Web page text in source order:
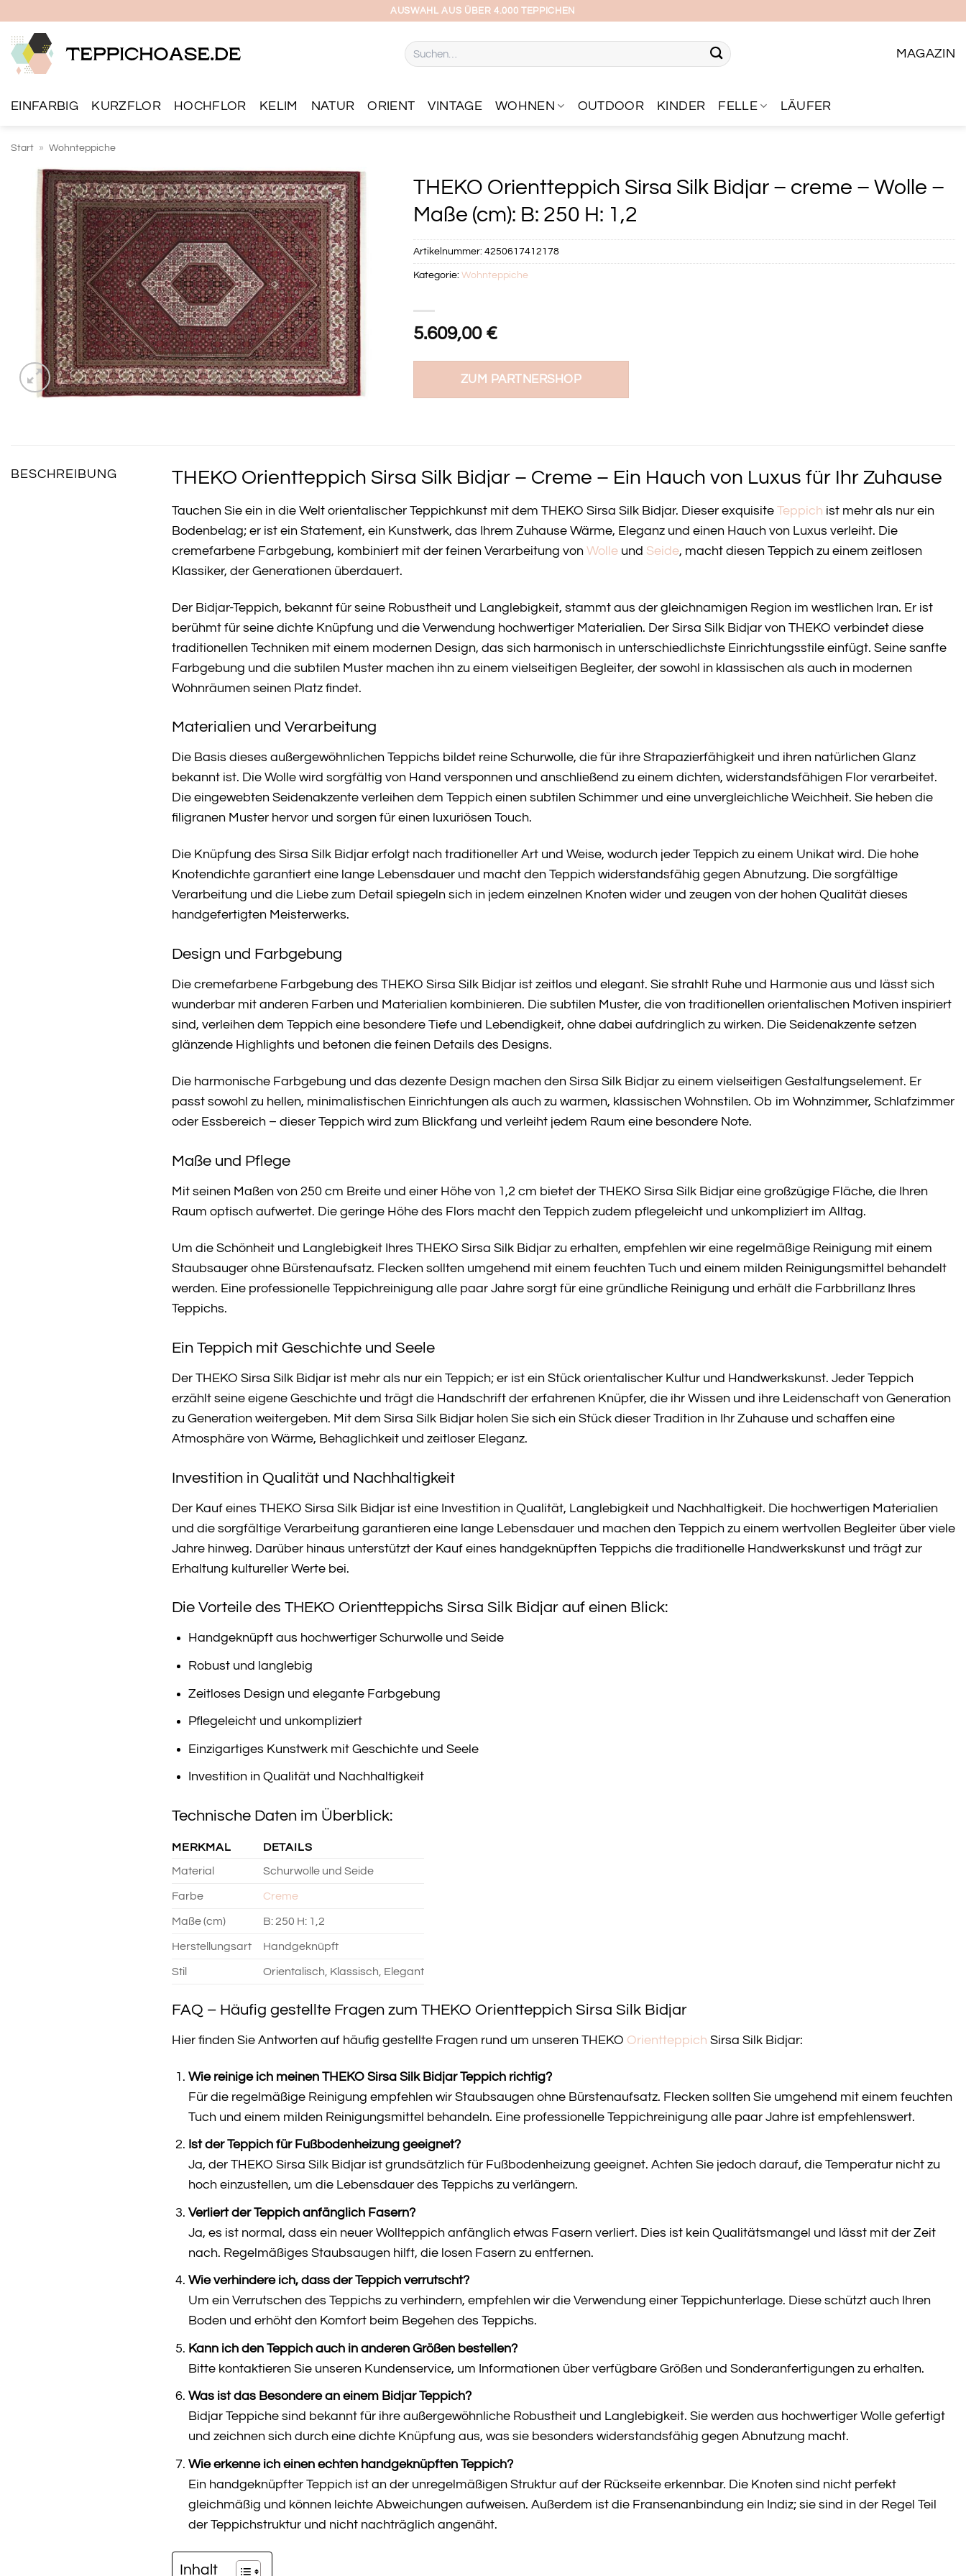
springen
AUSWAHL AUS ÜBER 4.000 TEPPICHEN
Suchen
nach:
MAGAZIN
EINFARBIG KURZFLOR HOCHFLOR KELIM NATUR ORIENT VINTAGE WOHNEN OUTDOOR KINDER FELLE LÄUFER
Start » Wohnteppiche
THEKO Orientteppich Sirsa Silk Bidjar – creme – Wolle –
Maße (cm): B: 250 H: 1,2
5.609,00 €
ZUM PARTNERSHOP
Artikelnummer: 4250617412178
Kategorie: Wohnteppiche
BESCHREIBUNG THEKO Orientteppich Sirsa Silk Bidjar – Creme – Ein Hauch von Luxus für Ihr Zuhause
Tauchen Sie ein in die Welt orientalischer Teppichkunst mit dem THEKO Sirsa Silk Bidjar. Dieser exquisite Teppich ist mehr als nur ein
Bodenbelag; er ist ein Statement, ein Kunstwerk, das Ihrem Zuhause Wärme, Eleganz und einen Hauch von Luxus verleiht. Die
cremefarbene Farbgebung, kombiniert mit der feinen Verarbeitung von Wolle und Seide, macht diesen Teppich zu einem zeitlosen
Klassiker, der Generationen überdauert.
Der Bidjar-Teppich, bekannt für seine Robustheit und Langlebigkeit, stammt aus der gleichnamigen Region im westlichen Iran. Er ist
berühmt für seine dichte Knüpfung und die Verwendung hochwertiger Materialien. Der Sirsa Silk Bidjar von THEKO verbindet diese
traditionellen Techniken mit einem modernen Design, das sich harmonisch in unterschiedlichste Einrichtungsstile einfügt. Seine sanfte
Farbgebung und die subtilen Muster machen ihn zu einem vielseitigen Begleiter, der sowohl in klassischen als auch in modernen
Wohnräumen seinen Platz findet.
Materialien und Verarbeitung
Die Basis dieses außergewöhnlichen Teppichs bildet reine Schurwolle, die für ihre Strapazierfähigkeit und ihren natürlichen Glanz
bekannt ist. Die Wolle wird sorgfältig von Hand versponnen und anschließend zu einem dichten, widerstandsfähigen Flor verarbeitet.
Die eingewebten Seidenakzente verleihen dem Teppich einen subtilen Schimmer und eine unvergleichliche Weichheit. Sie heben die
filigranen Muster hervor und sorgen für einen luxuriösen Touch.
Die Knüpfung des Sirsa Silk Bidjar erfolgt nach traditioneller Art und Weise, wodurch jeder Teppich zu einem Unikat wird. Die hohe
Knotendichte garantiert eine lange Lebensdauer und macht den Teppich widerstandsfähig gegen Abnutzung. Die sorgfältige
Verarbeitung und die Liebe zum Detail spiegeln sich in jedem einzelnen Knoten wider und zeugen von der hohen Qualität dieses
handgefertigten Meisterwerks.
Design und Farbgebung
Die cremefarbene Farbgebung des THEKO Sirsa Silk Bidjar ist zeitlos und elegant. Sie strahlt Ruhe und Harmonie aus und lässt sich
wunderbar mit anderen Farben und Materialien kombinieren. Die subtilen Muster, die von traditionellen orientalischen Motiven inspiriert
sind, verleihen dem Teppich eine besondere Tiefe und Lebendigkeit, ohne dabei aufdringlich zu wirken. Die Seidenakzente setzen
glänzende Highlights und betonen die feinen Details des Designs.
Die harmonische Farbgebung und das dezente Design machen den Sirsa Silk Bidjar zu einem vielseitigen Gestaltungselement. Er
passt sowohl zu hellen, minimalistischen Einrichtungen als auch zu warmen, klassischen Wohnstilen. Ob im Wohnzimmer, Schlafzimmer
oder Essbereich – dieser Teppich wird zum Blickfang und verleiht jedem Raum eine besondere Note.
Maße und Pflege
Mit seinen Maßen von 250 cm Breite und einer Höhe von 1,2 cm bietet der THEKO Sirsa Silk Bidjar eine großzügige Fläche, die Ihren
Raum optisch aufwertet. Die geringe Höhe des Flors macht den Teppich zudem pflegeleicht und unkompliziert im Alltag.
Um die Schönheit und Langlebigkeit Ihres THEKO Sirsa Silk Bidjar zu erhalten, empfehlen wir eine regelmäßige Reinigung mit einem
Staubsauger ohne Bürstenaufsatz. Flecken sollten umgehend mit einem feuchten Tuch und einem milden Reinigungsmittel behandelt
werden. Eine professionelle Teppichreinigung alle paar Jahre sorgt für eine gründliche Reinigung und erhält die Farbbrillanz Ihres
Teppichs.
Ein Teppich mit Geschichte und Seele
Der THEKO Sirsa Silk Bidjar ist mehr als nur ein Teppich; er ist ein Stück orientalischer Kultur und Handwerkskunst. Jeder Teppich
erzählt seine eigene Geschichte und trägt die Handschrift der erfahrenen Knüpfer, die ihr Wissen und ihre Leidenschaft von Generation
zu Generation weitergeben. Mit dem Sirsa Silk Bidjar holen Sie sich ein Stück dieser Tradition in Ihr Zuhause und schaffen eine
Atmosphäre von Wärme, Behaglichkeit und zeitloser Eleganz.
Investition in Qualität und Nachhaltigkeit
Der Kauf eines THEKO Sirsa Silk Bidjar ist eine Investition in Qualität, Langlebigkeit und Nachhaltigkeit. Die hochwertigen Materialien
und die sorgfältige Verarbeitung garantieren eine lange Lebensdauer und machen den Teppich zu einem wertvollen Begleiter über viele
Jahre hinweg. Darüber hinaus unterstützt der Kauf eines handgeknüpften Teppichs die traditionelle Handwerkskunst und trägt zur
Erhaltung kultureller Werte bei.
Die Vorteile des THEKO Orientteppichs Sirsa Silk Bidjar auf einen Blick:
Handgeknüpft aus hochwertiger Schurwolle und Seide
Robust und langlebig
Zeitloses Design und elegante Farbgebung
Pflegeleicht und unkompliziert
Einzigartiges Kunstwerk mit Geschichte und Seele
Investition in Qualität und Nachhaltigkeit
Technische Daten im Überblick:
MERKMAL DETAILS
Material Schurwolle und Seide
Farbe Creme
Maße (cm) B: 250 H: 1,2
Herstellungsart Handgeknüpft
Stil Orientalisch, Klassisch, Elegant
FAQ – Häufig gestellte Fragen zum THEKO Orientteppich Sirsa Silk Bidjar
Hier finden Sie Antworten auf häufig gestellte Fragen rund um unseren THEKO Orientteppich Sirsa Silk Bidjar:
Wie reinige ich meinen THEKO Sirsa Silk Bidjar Teppich richtig?
Für die regelmäßige Reinigung empfehlen wir Staubsaugen ohne Bürstenaufsatz. Flecken sollten Sie umgehend mit einem feuchten
Tuch und einem milden Reinigungsmittel behandeln. Eine professionelle Teppichreinigung alle paar Jahre ist empfehlenswert.
Ist der Teppich für Fußbodenheizung geeignet?
Ja, der THEKO Sirsa Silk Bidjar ist grundsätzlich für Fußbodenheizung geeignet. Achten Sie jedoch darauf, die Temperatur nicht zu
hoch einzustellen, um die Lebensdauer des Teppichs zu verlängern.
Verliert der Teppich anfänglich Fasern?
Ja, es ist normal, dass ein neuer Wollteppich anfänglich etwas Fasern verliert. Dies ist kein Qualitätsmangel und lässt mit der Zeit
nach. Regelmäßiges Staubsaugen hilft, die losen Fasern zu entfernen.
Wie verhindere ich, dass der Teppich verrutscht?
Um ein Verrutschen des Teppichs zu verhindern, empfehlen wir die Verwendung einer Teppichunterlage. Diese schützt auch Ihren
Boden und erhöht den Komfort beim Begehen des Teppichs.
Kann ich den Teppich auch in anderen Größen bestellen?
Bitte kontaktieren Sie unseren Kundenservice, um Informationen über verfügbare Größen und Sonderanfertigungen zu erhalten.
Was ist das Besondere an einem Bidjar Teppich?
Bidjar Teppiche sind bekannt für ihre außergewöhnliche Robustheit und Langlebigkeit. Sie werden aus hochwertiger Wolle gefertigt
und zeichnen sich durch eine dichte Knüpfung aus, was sie besonders widerstandsfähig gegen Abnutzung macht.
Wie erkenne ich einen echten handgeknüpften Teppich?
Ein handgeknüpfter Teppich ist an der unregelmäßigen Struktur auf der Rückseite erkennbar. Die Knoten sind nicht perfekt
gleichmäßig und können leichte Abweichungen aufweisen. Außerdem ist die Fransenanbindung ein Indiz; sie sind in der Regel Teil
der Teppichstruktur und nicht nachträglich angenäht.
Inhalt